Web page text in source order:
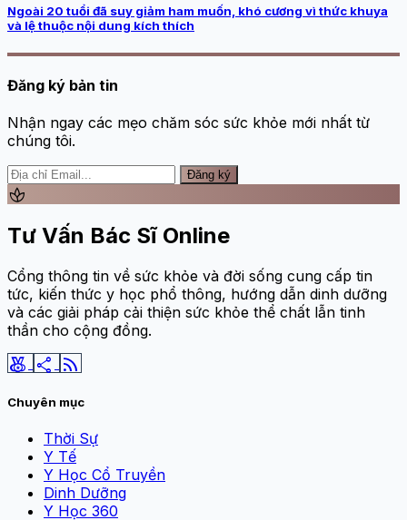
Ngoài 20 tuổi đã suy giảm ham muốn, khó cương vì thức khuya
và lệ thuộc nội dung kích thích
Đăng ký bản tin
Nhận ngay các mẹo chăm sóc sức khỏe mới nhất từ
chúng tôi.
Đăng ký
spa
Tư Vấn Bác Sĩ Online
Cổng thông tin về sức khỏe và đời sống cung cấp tin
tức, kiến thức y học phổ thông, hướng dẫn dinh dưỡng
và các giải pháp cải thiện sức khỏe thể chất lẫn tinh
thần cho cộng đồng.
social_leaderboard share rss_feed
Chuyên mục
Thời Sự
Y Tế
Y Học Cổ Truyền
Dinh Dưỡng
Y Học 360